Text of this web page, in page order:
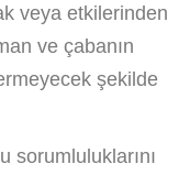
veya etkilerinden
ve çabanın
şekilde
sorumluluklarını